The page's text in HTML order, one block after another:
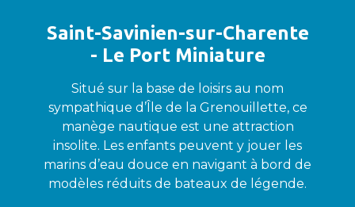
Saint-Savinien-sur-Charente
- Le Port Miniature
Situé sur la base de loisirs au nom
sympathique d’Île de la Grenouillette, ce
manège nautique est une attraction
insolite. Les enfants peuvent y jouer les
marins d’eau douce en navigant à bord de
modèles réduits de bateaux de légende.